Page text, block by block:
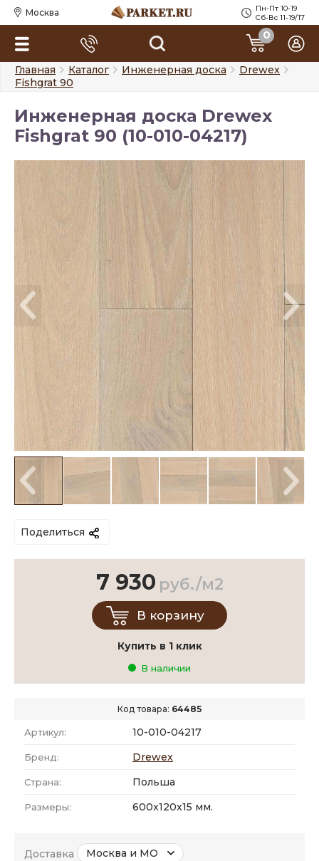
Москва
Пн-Пт 10-19
Сб-Вс 11-19/17
0
Главная Каталог Инженерная доска
Drewex
Fishgrat 90
Инженерная доска Drewex
Fishgrat 90 (10-010-04217)
Поделиться
Код товара: 64485
Артикул: 10-010-04217
Бренд: Drewex
Страна: Польша
Размеры: 600x120x15 мм.
7 930 руб./м2
В корзину
Купить в 1 клик
В наличии
Доставка
Москва и МО